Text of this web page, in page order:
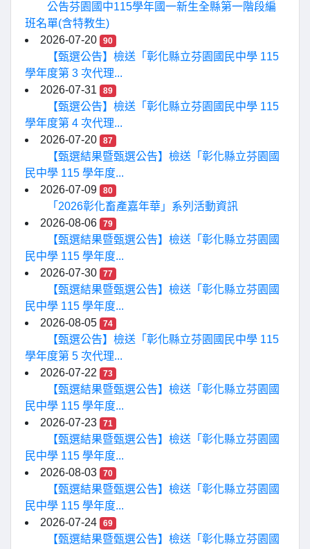
公告芬園國中115學年國一新生全縣第一階段編
班名單(含特教生)
2026-07-20
90
【甄選公告】檢送「彰化縣立芬園國民中學 115
學年度第 3 次代理...
2026-07-31
89
【甄選公告】檢送「彰化縣立芬園國民中學 115
學年度第 4 次代理...
2026-07-20
87
【甄選結果暨甄選公告】檢送「彰化縣立芬園國
民中學 115 學年度...
2026-07-09
80
「2026彰化畜產嘉年華」系列活動資訊
2026-08-06
79
【甄選結果暨甄選公告】檢送「彰化縣立芬園國
民中學 115 學年度...
2026-07-30
77
【甄選結果暨甄選公告】檢送「彰化縣立芬園國
民中學 115 學年度...
2026-08-05
74
【甄選公告】檢送「彰化縣立芬園國民中學 115
學年度第 5 次代理...
2026-07-22
73
【甄選結果暨甄選公告】檢送「彰化縣立芬園國
民中學 115 學年度...
2026-07-23
71
【甄選結果暨甄選公告】檢送「彰化縣立芬園國
民中學 115 學年度...
2026-08-03
70
【甄選結果暨甄選公告】檢送「彰化縣立芬園國
民中學 115 學年度...
2026-07-24
69
【甄選結果暨甄選公告】檢送「彰化縣立芬園國